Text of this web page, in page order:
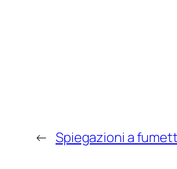
← Spiegazioni a